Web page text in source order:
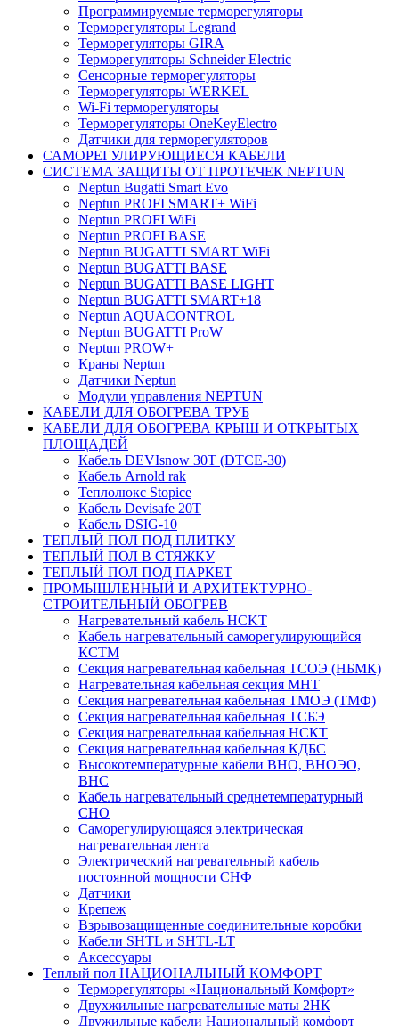
Программируемые терморегуляторы
Терморегуляторы Legrand
Терморегуляторы GIRA
Терморегуляторы Schneider Electric
Сенсорные терморегуляторы
Терморегуляторы WERKEL
Wi-Fi терморегуляторы
Терморегуляторы OneKeyElectro
Датчики для терморегуляторов
САМОРЕГУЛИРУЮЩИЕСЯ КАБЕЛИ
СИСТЕМА ЗАЩИТЫ ОТ ПРОТЕЧЕК NEPTUN
Neptun Bugatti Smart Evo
Neptun PROFI SMART+ WiFi
Neptun PROFI WiFi
Neptun PROFI BASE
Neptun BUGATTI SMART WiFi
Neptun BUGATTI BASE
Neptun BUGATTI BASE LIGHT
Neptun BUGATTI SMART+18
Neptun AQUACONTROL
Neptun BUGATTI ProW
Neptun PROW+
Краны Neptun
Датчики Neptun
Модули управления NEPTUN
КАБЕЛИ ДЛЯ ОБОГРЕВА ТРУБ
КАБЕЛИ ДЛЯ ОБОГРЕВА КРЫШ И ОТКРЫТЫХ
ПЛОЩАДЕЙ
Кабель DEVIsnow 30Т (DTCE-30)
Кабель Arnold rak
Теплолюкс Stopice
Кабель Devisafe 20T
Кабель DSIG-10
ТЕПЛЫЙ ПОЛ ПОД ПЛИТКУ
ТЕПЛЫЙ ПОЛ В СТЯЖКУ
ТЕПЛЫЙ ПОЛ ПОД ПАРКЕТ
ПРОМЫШЛЕННЫЙ И АРХИТЕКТУРНО-
СТРОИТЕЛЬНЫЙ ОБОГРЕВ
Нагревательный кабель НCKТ
Кабель нагревательный саморегулирующийся
КСТМ
Секция нагревательная кабельная ТСОЭ (НБМК)
Нагревательная кабельная секция МНТ
Секция нагревательная кабельная ТМОЭ (ТМФ)
Секция нагревательная кабельная ТСБЭ
Секция нагревательная кабельная НСКТ
Секция нагревательная кабельная КДБС
Высокотемпературные кабели ВНО, ВНОЭО,
ВНС
Кабель нагревательный среднетемпературный
СНО
Саморегулирующаяся электрическая
нагревательная лента
Электрический нагревательный кабель
постоянной мощности СНФ
Датчики
Крепеж
Взрывозащищенные соединительные коробки
Кабели SHTL и SHTL-LT
Аксессуары
Теплый пол НАЦИОНАЛЬНЫЙ КОМФОРТ
Терморегуляторы «Национальный Комфорт»
Двухжильные нагревательные маты 2НК
Двужильные кабели Национальный комфорт